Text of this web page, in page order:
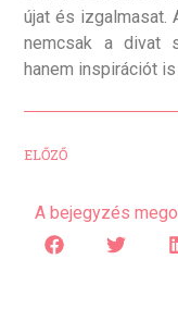
újat és izgalmasat.
nemcsak a divat
hanem inspirációt
ELŐZŐ
A bejegyzés